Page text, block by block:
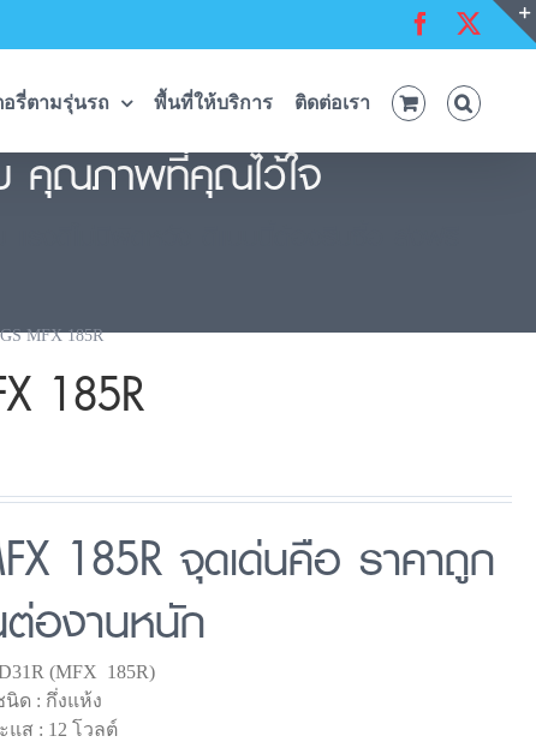
Facebook
รี่ตามรุ่นรถ พื้นที่ให้บริการ ติดต่อเรา
ม คุณภาพที่คุณไว้ใจ
MFX 185R
185R
185R จุดเด่นคือ ราคาถูก
องานหนัก
(MFX 185R)
นิด : กึ่งแห้ง
แส : 12 โวลต์